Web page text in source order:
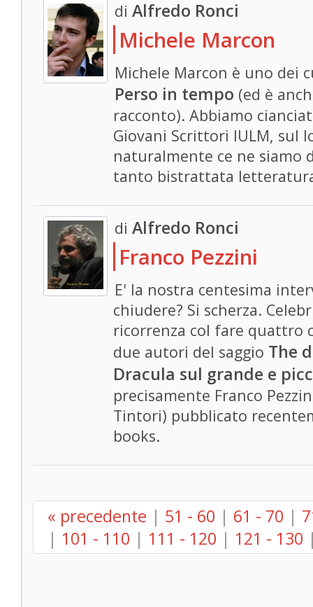
di Alfredo Ronci
Michele Marcon
Michele Marcon è uno dei
Perso in tempo (ed è
racconto). Abbiamo
Giovani Scrittori IULM, sul
naturalmente ce ne siamo
tanto bistrattata
di Alfredo Ronci
Franco Pezzini
E' la nostra centesima
chiudere? Si scherza.
ricorrenza col fare quattro
due autori del saggio The
Dracula sul grande e
precisamente Franco
Tintori) pubblicato
books.
« precedente | 51 - 60 | 61 - 70 |
| 101 - 110 | 111 - 120 | 121 - 130